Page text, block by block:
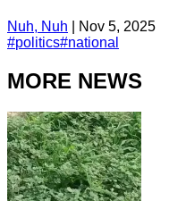
Nuh, Nuh
Nov 5, 2025
#politics#national
MORE NEWS